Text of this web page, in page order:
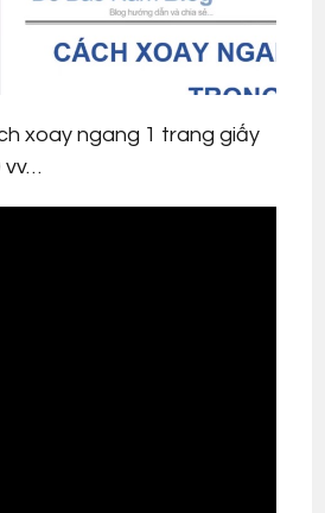
xoay ngang 1 trang giấy
vv…